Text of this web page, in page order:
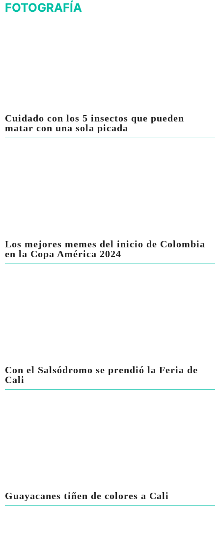
FOTOGRAFÍA
Cuidado con los 5 insectos que pueden
matar con una sola picada
Los mejores memes del inicio de Colombia
en la Copa América 2024
Con el Salsódromo se prendió la Feria de
Cali
Guayacanes tiñen de colores a Cali